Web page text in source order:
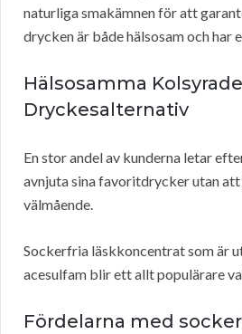
naturliga smakämnen för att
drycken är både hälsosam och har
Hälsosamma Kolsyrade
Dryckesalternativ
En stor andel av kunderna letar
avnjuta sina favoritdrycker utan att
välmående.
Sockerfria läskkoncentrat som är
acesulfam blir ett allt populärare
Fördelarna med